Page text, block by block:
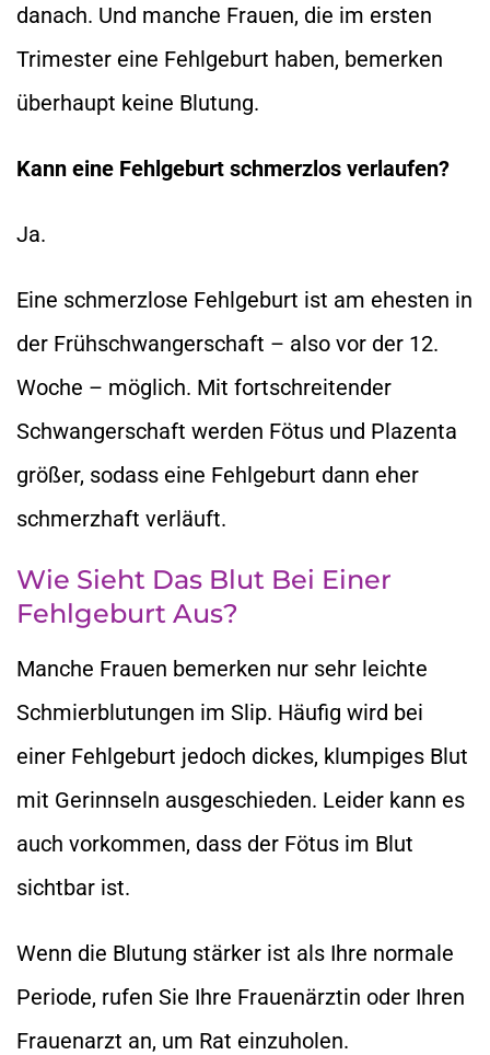
danach. Und manche Frauen, die im ersten
Trimester eine Fehlgeburt haben, bemerken
überhaupt keine Blutung.
Kann eine Fehlgeburt schmerzlos verlaufen?
Ja.
Eine schmerzlose Fehlgeburt ist am ehesten in
der Frühschwangerschaft – also vor der 12.
Woche – möglich. Mit fortschreitender
Schwangerschaft werden Fötus und Plazenta
größer, sodass eine Fehlgeburt dann eher
schmerzhaft verläuft.
Wie Sieht Das Blut Bei Einer
Fehlgeburt Aus?
Manche Frauen bemerken nur sehr leichte
Schmierblutungen im Slip. Häufig wird bei
einer Fehlgeburt jedoch dickes, klumpiges Blut
mit Gerinnseln ausgeschieden. Leider kann es
auch vorkommen, dass der Fötus im Blut
sichtbar ist.
Wenn die Blutung stärker ist als Ihre normale
Periode, rufen Sie Ihre Frauenärztin oder Ihren
Frauenarzt an, um Rat einzuholen.